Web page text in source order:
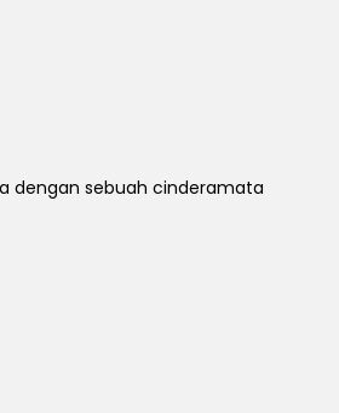
dengan sebuah cinderamata